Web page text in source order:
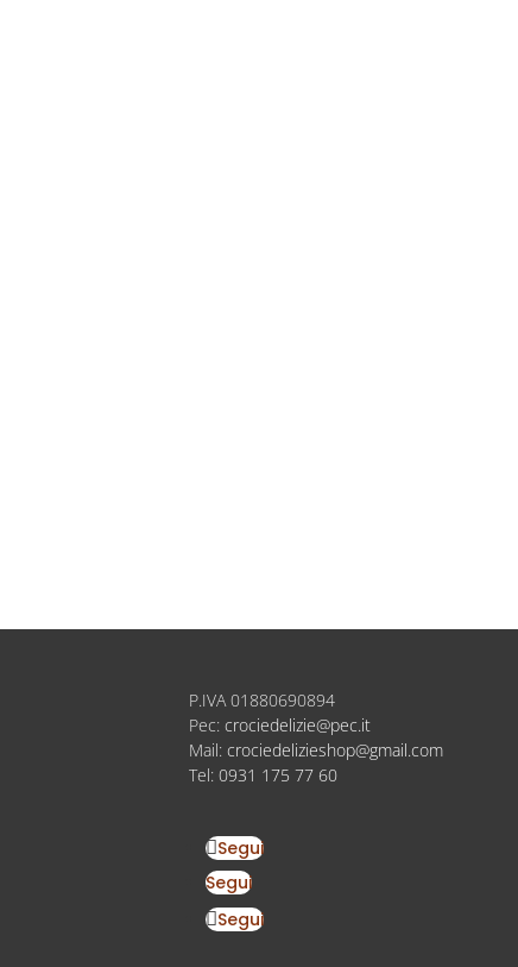
P.IVA01880690894
Pec: crociedelizie@pec.it
Mail: crociedelizieshop@gmail.com
Tel: 0931 175 77 60
Segui
Segui
Segui